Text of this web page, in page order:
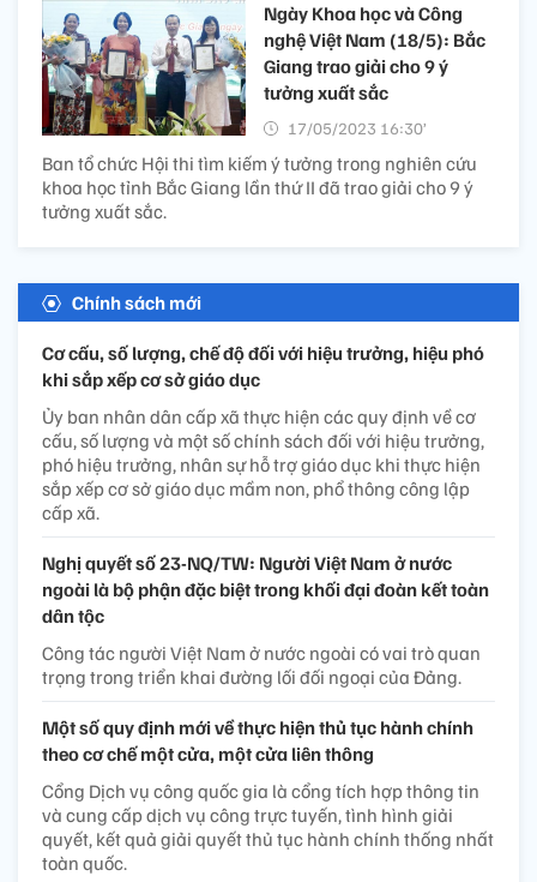
Ngày Khoa học và Công
nghệ Việt Nam (18/5): Bắc
Giang trao giải cho 9 ý
tưởng xuất sắc
17/05/2023 16:30’
Ban tổ chức Hội thi tìm kiếm ý tưởng trong nghiên cứu
khoa học tỉnh Bắc Giang lần thứ II đã trao giải cho 9 ý
tưởng xuất sắc.
Chính sách mới
Cơ cấu, số lượng, chế độ đối với hiệu trưởng, hiệu phó
khi sắp xếp cơ sở giáo dục
Ủy ban nhân dân cấp xã thực hiện các quy định về cơ
cấu, số lượng và một số chính sách đối với hiệu trưởng,
phó hiệu trưởng, nhân sự hỗ trợ giáo dục khi thực hiện
sắp xếp cơ sở giáo dục mầm non, phổ thông công lập
cấp xã.
Nghị quyết số 23-NQ/TW: Người Việt Nam ở nước
ngoài là bộ phận đặc biệt trong khối đại đoàn kết toàn
dân tộc
Công tác người Việt Nam ở nước ngoài có vai trò quan
trọng trong triển khai đường lối đối ngoại của Đảng.
Một số quy định mới về thực hiện thủ tục hành chính
theo cơ chế một cửa, một cửa liên thông
Cổng Dịch vụ công quốc gia là cổng tích hợp thông tin
và cung cấp dịch vụ công trực tuyến, tình hình giải
quyết, kết quả giải quyết thủ tục hành chính thống nhất
toàn quốc.